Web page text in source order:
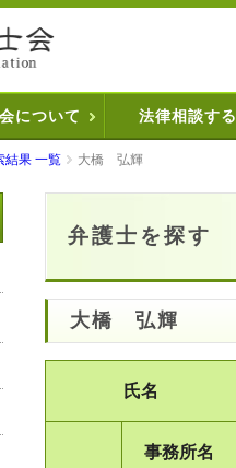
について 法律相談する
結果 一覧 大橋 弘輝
弁護士を探す
大橋 弘輝
氏名
事務所名